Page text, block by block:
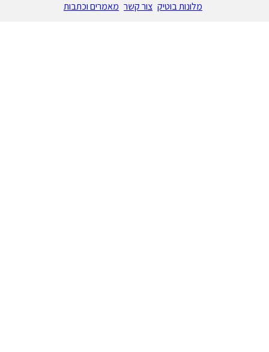
מלונות בוטיק צור קשר מאמרים וכתבות